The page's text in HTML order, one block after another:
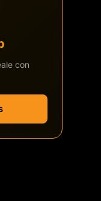
con